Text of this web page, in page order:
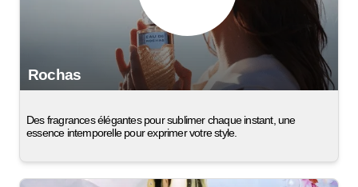
Rochas
Des fragrances élégantes pour sublimer chaque instant, une
essence intemporelle pour exprimer votre style.